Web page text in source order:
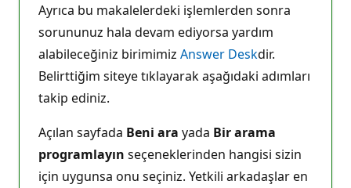
Ayrıca bu makalelerdeki işlemlerden sonra
sorununuz hala devam ediyorsa yardım
alabileceğiniz birimimiz Answer Deskdir.
Belirttiğim siteye tıklayarak aşağıdaki adımları
takip ediniz.
Açılan sayfada Beni ara yada Bir arama
programlayın seçeneklerinden hangisi sizin
için uygunsa onu seçiniz. Yetkili arkadaşlar en